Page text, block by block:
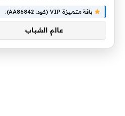
باقة متميزة VIP (كود: AA86842):
عالم الشباب